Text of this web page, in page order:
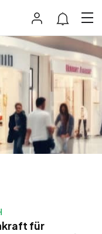
für